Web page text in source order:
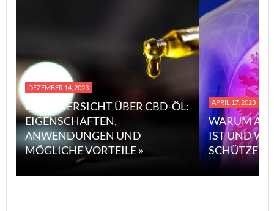
DEZEMBER 14, 2023
EINE ÜBERSICHT ÜBER CBD-ÖL:
EIGENSCHAFTEN,
ANWENDUNGEN UND
MÖGLICHE VORTEILE »
APRIL 17, 2023
WARUM
IST UND
SCHÜTZEN